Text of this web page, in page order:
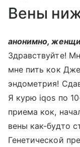
Вены
анонимно,
Здравствуйте!
мне пить кок
эндометрия!
Я курю iqos по
приема кок,
вены как-будто
Генетической